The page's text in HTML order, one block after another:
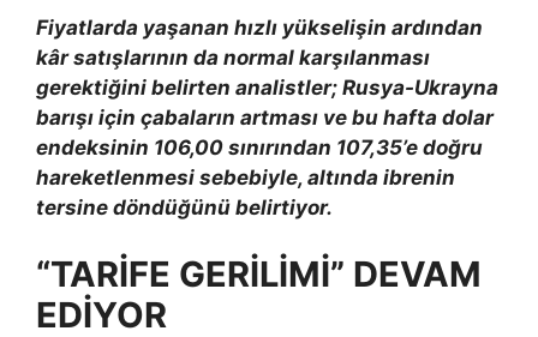
Fiyatlarda yaşanan hızlı yükselişin ardından
kâr satışlarının da normal karşılanması
gerektiğini belirten analistler; Rusya-Ukrayna
barışı için çabaların artması ve bu hafta dolar
endeksinin 106,00 sınırından 107,35’e doğru
hareketlenmesi sebebiyle, altında ibrenin
tersine döndüğünü belirtiyor.
“TARİFE GERİLİMİ” DEVAM
EDİYOR